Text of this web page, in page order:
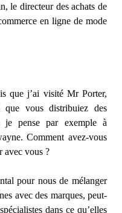
le directeur des achats de
en ligne de mode
que j’ai visité Mr Porter,
vous distribuiez des
je pense par exemple à
Comment avez-vous
avec vous ?
pour nous de mélanger
avec des marques, peut-
dans ce qu’elles